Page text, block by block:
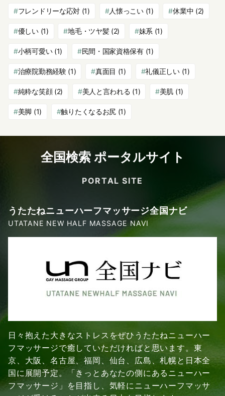
フレンドリーな応対 (1) 人懐っこい(1) 休業中 (2)
優しい(1) 地毛・ツヤ髪(2) 妹系 (1)
小柄可愛い(1) 民間・国家資格保有(1)
治療院勤務経験(1) 真面目 (1) 礼儀正しい(1)
純粋な笑顔(2) 美人と言われる (1) 美肌 (1)
美脚 (1) 触りたくなるお尻 (1)
全国検索 ポータルサイト
PORTAL SITE
うたたねニューハーフマッサージ全国ナビ
UTATANE NEW HALF MASSAGE NAVI
日々抱えた大きなストレスをぜひうたたねニューハー
フマッサージで癒していただければと思います。東
京、大阪、名古屋、福岡、仙台、広島、札幌と日本全
国に展開予定。「きっとあなたの側にあるニューハー
フマッサージ」を目指し、気軽にニューハーフマッサ